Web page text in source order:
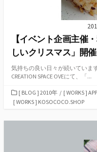
【イベント企画主催
しいクリスマス」開
気持ちの良い日々が続いていま
CREATION SPACE OVEにて、「...
カ
テ
リ
[ BLOG ] 2010年 / [ WORKS ]
[ WORKS ] KOSOCOCO.SHOP